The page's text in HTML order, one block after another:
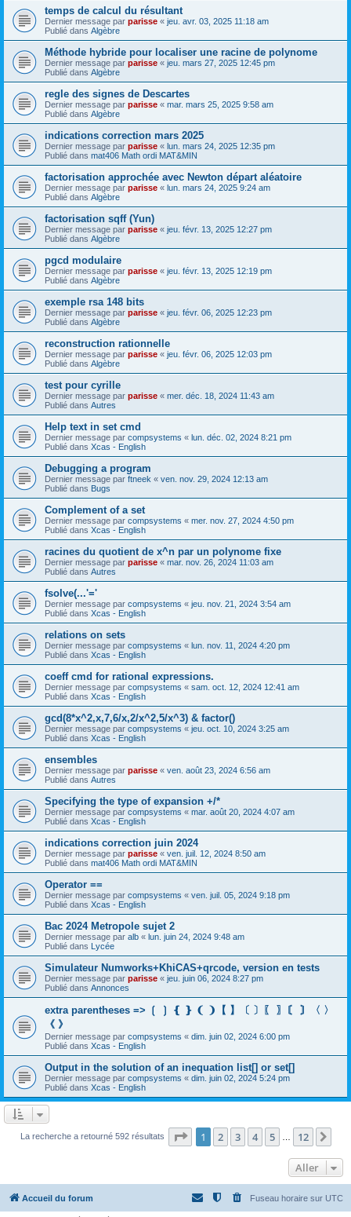
temps de calcul du résultant
Dernier message par parisse « jeu. avr. 03, 2025 11:18 am
Publié dans Algèbre
Méthode hybride pour localiser une racine de polynome
Dernier message par parisse « jeu. mars 27, 2025 12:45 pm
Publié dans Algèbre
regle des signes de Descartes
Dernier message par parisse « mar. mars 25, 2025 9:58 am
Publié dans Algèbre
indications correction mars 2025
Dernier message par parisse « lun. mars 24, 2025 12:35 pm
Publié dans mat406 Math ordi MAT&MIN
factorisation approchée avec Newton départ aléatoire
Dernier message par parisse « lun. mars 24, 2025 9:24 am
Publié dans Algèbre
factorisation sqff (Yun)
Dernier message par parisse « jeu. févr. 13, 2025 12:27 pm
Publié dans Algèbre
pgcd modulaire
Dernier message par parisse « jeu. févr. 13, 2025 12:19 pm
Publié dans Algèbre
exemple rsa 148 bits
Dernier message par parisse « jeu. févr. 06, 2025 12:23 pm
Publié dans Algèbre
reconstruction rationnelle
Dernier message par parisse « jeu. févr. 06, 2025 12:03 pm
Publié dans Algèbre
test pour cyrille
Dernier message par parisse « mer. déc. 18, 2024 11:43 am
Publié dans Autres
Help text in set cmd
Dernier message par compsystems « lun. déc. 02, 2024 8:21 pm
Publié dans Xcas - English
Debugging a program
Dernier message par ftneek « ven. nov. 29, 2024 12:13 am
Publié dans Bugs
Complement of a set
Dernier message par compsystems « mer. nov. 27, 2024 4:50 pm
Publié dans Xcas - English
racines du quotient de x^n par un polynome fixe
Dernier message par parisse « mar. nov. 26, 2024 11:03 am
Publié dans Autres
fsolve(...'='
Dernier message par compsystems « jeu. nov. 21, 2024 3:54 am
Publié dans Xcas - English
relations on sets
Dernier message par compsystems « lun. nov. 11, 2024 4:20 pm
Publié dans Xcas - English
coeff cmd for rational expressions.
Dernier message par compsystems « sam. oct. 12, 2024 12:41 am
Publié dans Xcas - English
gcd(8*x^2,x,7,6/x,2/x^2,5/x^3) & factor()
Dernier message par compsystems « jeu. oct. 10, 2024 3:25 am
Publié dans Xcas - English
ensembles
Dernier message par parisse « ven. août 23, 2024 6:56 am
Publié dans Autres
Specifying the type of expansion +/*
Dernier message par compsystems « mar. août 20, 2024 4:07 am
Publié dans Xcas - English
indications correction juin 2024
Dernier message par parisse « ven. juil. 12, 2024 8:50 am
Publié dans mat406 Math ordi MAT&MIN
Operator ==
Dernier message par compsystems « ven. juil. 05, 2024 9:18 pm
Publié dans Xcas - English
Bac 2024 Metropole sujet 2
Dernier message par alb « lun. juin 24, 2024 9:48 am
Publié dans Lycée
Simulateur Numworks+KhiCAS+qrcode, version en tests
Dernier message par parisse « jeu. juin 06, 2024 8:27 pm
Publié dans Annonces
extra parentheses => ❲ ❳ ❴ ❵ ❨ ❩【 】〔 〕〖 〗〘 〙〈 〉
《 》
Dernier message par compsystems « dim. juin 02, 2024 6:00 pm
Publié dans Xcas - English
Output in the solution of an inequation list[] or set[]
Dernier message par compsystems « dim. juin 02, 2024 5:24 pm
Publié dans Xcas - English
La recherche a retourné 592 résultats Page 1sur12
1 2 3 4 5 12
Aller
Accueil du forum Fuseau horaire sur UTC